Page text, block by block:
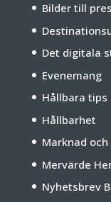
Bilder till
Det digitala
Evenemang
Hållbara tips
Hållbarhet
Marknad och
Mervärde
Nyhetsbrev